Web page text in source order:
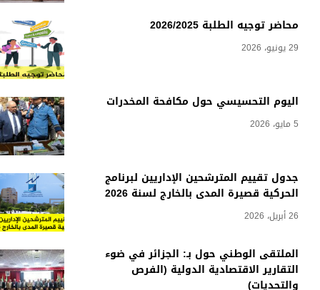
محاضر توجيه الطلبة 2026/2025
29 يونيو، 2026
اليوم التحسيسي حول مكافحة المخدرات
5 مايو، 2026
جدول تقييم المترشحين الإداريين لبرنامج
الحركية قصيرة المدى بالخارج لسنة 2026
26 أبريل، 2026
الملتقى الوطني حول بـ: الجزائر في ضوء
التقارير الاقتصادية الدولية (الفرص
والتحديات)